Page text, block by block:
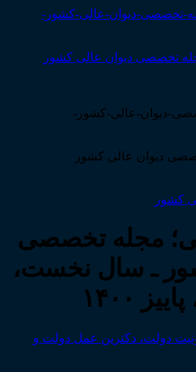
کشور
مجله تخصصی
ـ سال نخست،
۱۴۰۰